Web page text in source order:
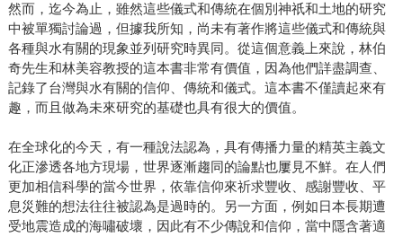
然而，迄今為止，雖然這些儀式和傳統在個別神祇和土地的研究
中被單獨討論過，但據我所知，尚未有著作將這些儀式和傳統與
各種與水有關的現象並列研究時異同。從這個意義上來說，林伯
奇先生和林美容教授的這本書非常有價值，因為他們詳盡調查、
記錄了台灣與水有關的信仰、傳統和儀式。這本書不僅讀起來有
趣，而且做為未來研究的基礎也具有很大的價值。
在全球化的今天，有一種說法認為，具有傳播力量的精英主義文
化正滲透各地方現場，世界逐漸趨同的論點也屢見不鮮。在人們
更加相信科學的當今世界，依靠信仰來祈求豐收、感謝豐收、平
息災難的想法往往被認為是過時的。另一方面，例如日本長期遭
受地震造成的海嘯破壞，因此有不少傳說和信仰，當中隱含著適